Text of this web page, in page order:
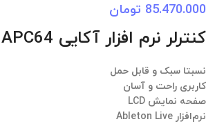
85.470.000 تومان
کنترلر نرم افزار آکایی APC64
نسبتا سبک و قابل حمل
کاربری راحت و آسان
صفحه نمایش LCD
نرم‌افزار Ableton Live